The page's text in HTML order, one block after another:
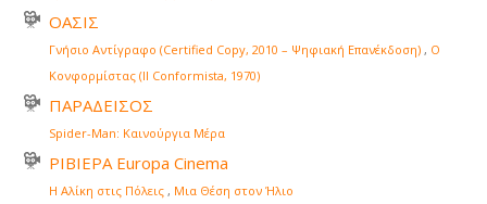
ΟΑΣΙΣ
Γνήσιο Αντίγραφο (Certified Copy, 2010 – Ψηφιακή Επανέκδοση) , Ο
Κονφορμίστας (Il Conformista, 1970)
ΠΑΡΑΔΕΙΣΟΣ
Spider-Man: Καινούργια Μέρα
ΡΙΒΙΕΡΑ Europa Cinema
Η Αλίκη στις Πόλεις , Μια Θέση στον Ήλιο